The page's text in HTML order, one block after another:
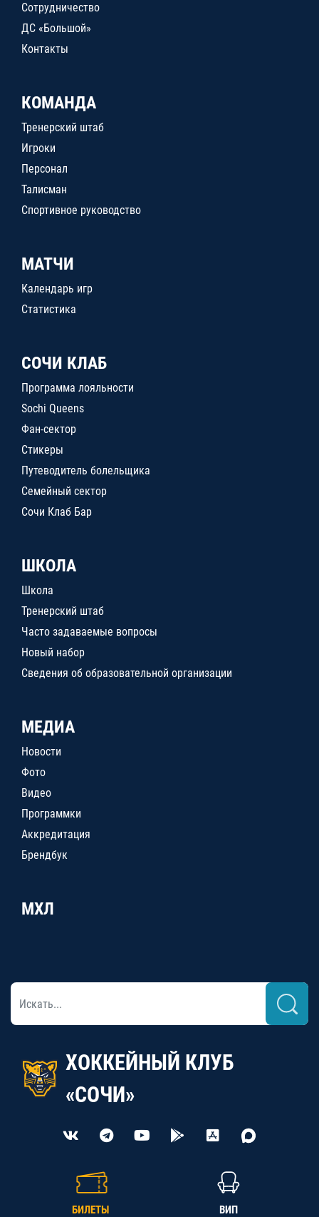
Сотрудничество
ДС «Большой»
Контакты
КОМАНДА
Тренерский штаб
Игроки
Персонал
Талисман
Спортивное руководство
МАТЧИ
Календарь игр
Статистика
СОЧИ КЛАБ
Программа лояльности
Sochi Queens
Фан-сектор
Стикеры
Путеводитель болельщика
Семейный сектор
Сочи Клаб Бар
ШКОЛА
Школа
Тренерский штаб
Часто задаваемые вопросы
Новый набор
Сведения об образовательной организации
МЕДИА
Новости
Фото
Видео
Программки
Аккредитация
Брендбук
МХЛ
ХОККЕЙНЫЙ КЛУБ
«СОЧИ»
БИЛЕТЫ ВИП